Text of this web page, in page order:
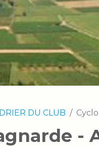
DU CLUB
-